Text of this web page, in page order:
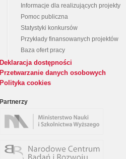
Informacje dla realizujących projekty
Pomoc publiczna
Statystyki konkursów
Przykłady finansowanych projektów
Baza ofert pracy
Deklaracja dostępności
Przetwarzanie danych osobowych
Polityka cookies
Partnerzy